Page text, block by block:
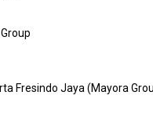
Fresindo Jaya (Mayora